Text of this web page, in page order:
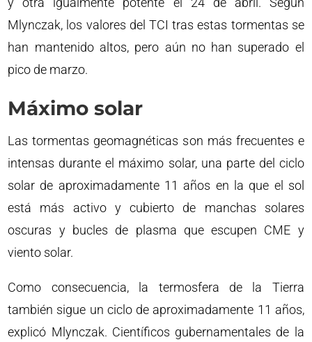
Mlynczak, los valores del TCI tras estas tormentas se
han mantenido altos, pero aún no han superado el
pico de marzo.
Máximo solar
Las tormentas geomagnéticas son más frecuentes e
intensas durante el máximo solar, una parte del ciclo
solar de aproximadamente 11 años en la que el sol
está más activo y cubierto de manchas solares
oscuras y bucles de plasma que escupen CME y
viento solar.
Como consecuencia, la termosfera de la Tierra
también sigue un ciclo de aproximadamente 11 años,
explicó Mlynczak. Científicos gubernamentales de la